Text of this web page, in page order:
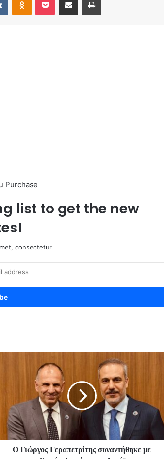
Purchase
list to get the new
consectetur.
Ο Γιώργος Γεραπετρίτης συναντήθηκε με